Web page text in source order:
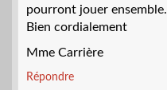
pourront jouer ensemble.
Bien cordialement
Mme Carrière
Répondre